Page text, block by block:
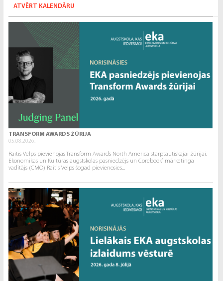
ATVĒRT KALENDĀRU
TRANSFORM AWARDS ŽŪRIJA
05.08.2026.
Raitis Velps pievienojas Transform Awards North America starptautiskajai žūrijai.
Ekonomikas un Kultūras augstskolas pasniedzējs un Corebook° mārketinga
vadītājs (CMO) Raitis Velps šogad pievienosies...